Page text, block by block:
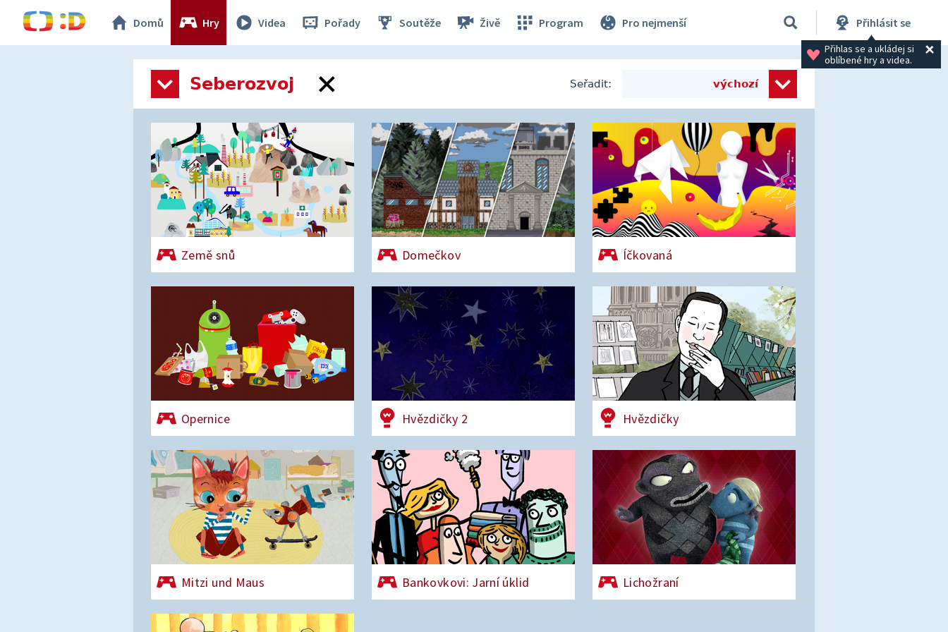
Domů Hry Videa Pořady Soutěže Živě Program Pro nejmenší Přihlásit se
Přihlas se a ukládej si
oblíbené hry a videa.
Seberozvoj Seřadit: výchozí
Země snů Domečkov Íčkovaná
Opernice Hvězdičky 2 Hvězdičky
Mitzi und Maus Bankovkovi: Jarní úklid Lichožraní